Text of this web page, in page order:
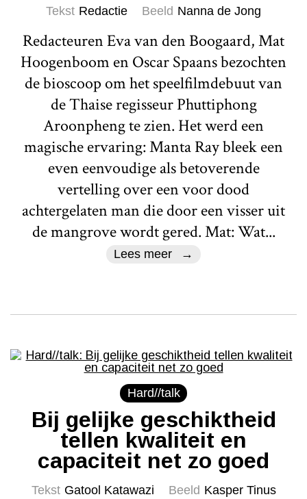
Tekst Redactie Beeld Nanna de Jong
Redacteuren Eva van den Boogaard, Mat
Hoogenboom en Oscar Spaans bezochten
de bioscoop om het speelfilmdebuut van
de Thaise regisseur Phuttiphong
Aroonpheng te zien. Het werd een
magische ervaring: Manta Ray bleek een
even eenvoudige als betoverende
vertelling over een voor dood
achtergelaten man die door een visser uit
de mangrove wordt gered. Mat: Wat...
Lees meer
Hard//talk
Bij gelijke geschiktheid
tellen kwaliteit en
capaciteit net zo goed
Tekst Gatool Katawazi Beeld Kasper Tinus